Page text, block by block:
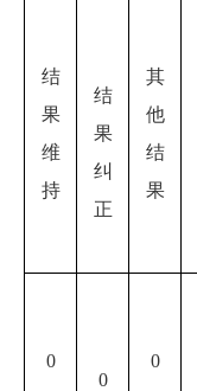
结
果
维
持
结
果
纠
正
其
他
结
果
0
0
0